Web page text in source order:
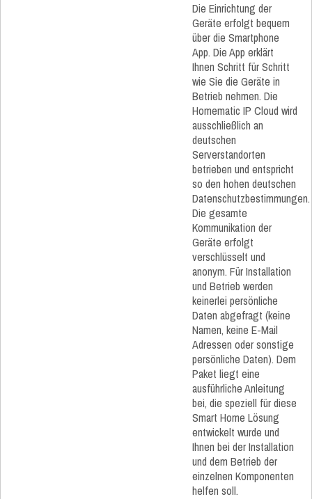
Die Einrichtung der
Geräte erfolgt bequem
über die Smartphone
App. Die App erklärt
Ihnen Schritt für Schritt
wie Sie die Geräte in
Betrieb nehmen. Die
Homematic IP Cloud wird
ausschließlich an
deutschen
Serverstandorten
betrieben und entspricht
so den hohen deutschen
Datenschutzbestimmungen.
Die gesamte
Kommunikation der
Geräte erfolgt
verschlüsselt und
anonym. Für Installation
und Betrieb werden
keinerlei persönliche
Daten abgefragt (keine
Namen, keine E-Mail
Adressen oder sonstige
persönliche Daten). Dem
Paket liegt eine
ausführliche Anleitung
bei, die speziell für diese
Smart Home Lösung
entwickelt wurde und
Ihnen bei der Installation
und dem Betrieb der
einzelnen Komponenten
helfen soll.